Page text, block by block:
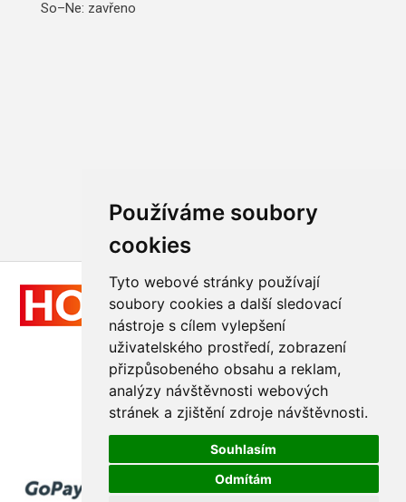
Používáme soubory
cookies
Tyto webové stránky používají
soubory cookies a další sledovací
nástroje s cílem vylepšení
uživatelského prostředí, zobrazení
přizpůsobeného obsahu a reklam,
analýzy návštěvnosti webových
stránek a zjištění zdroje návštěvnosti.
Souhlasím
Odmítám
So–Ne: zavřeno
Všechna práva vyhrazena
© 2011 - 2026Hologram-vyroba.cz
RealizaceGraphicSite.cz